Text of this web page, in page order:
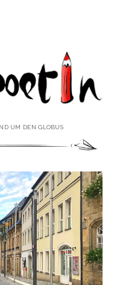
Menü
öffnen
Menü
öffnen
UM DEN GLOBUS